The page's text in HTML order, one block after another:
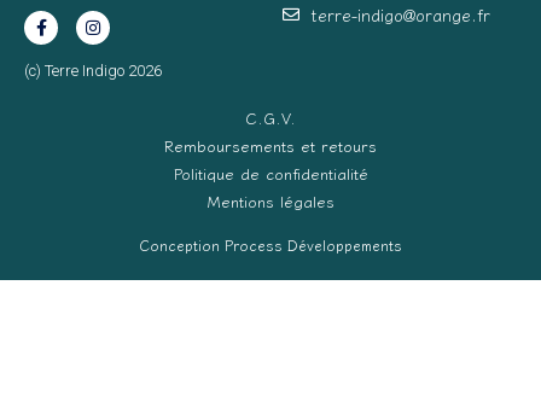
(c) Terre Indigo 2026
terre-indigo@orange.fr
C.G.V.
Remboursements et retours
Politique de confidentialité
Mentions légales
Conception Process Développements